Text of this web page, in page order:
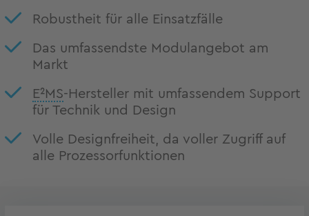
Robustheit für alle Einsatzfälle
Das umfassendste Modulangebot am
Markt
E²MS-Hersteller mit umfassendem Support
für Technik und Design
Volle Designfreiheit, da voller Zugriff auf
alle Prozessorfunktionen